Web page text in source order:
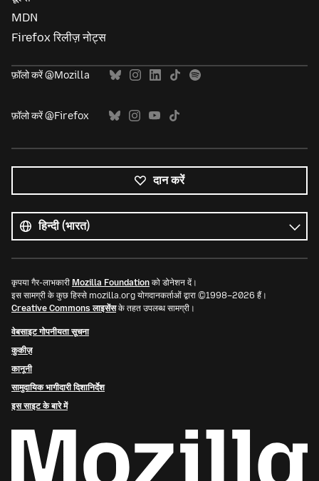
MDN
Firefox रिलीज़ नोट्स
फ़ॉलो करें @Mozilla
फ़ॉलो करें @Firefox
दान करें
भाषाएं
भाषा
कृपया गैर-लाभकारी Mozilla Foundation को डोनेशन दें।
इस सामग्री के कुछ हिस्से mozilla.org योगदानकर्ताओं द्वारा ©1998–2026 हैं।
Creative Commons लाइसेंसके तहत उपलब्ध सामग्री।
वेबसाइट गोपनीयता सूचना
कुकीज़
कानूनी
सामुदायिक भागीदारी दिशानिर्देश
इस साइट के बारे में